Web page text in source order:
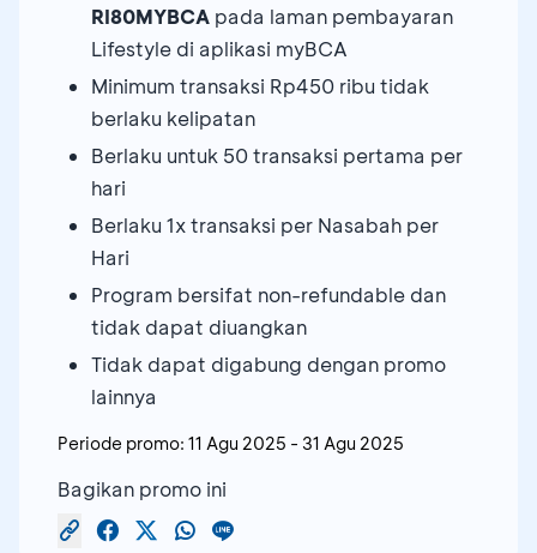
RI80MYBCA pada laman pembayaran
Lifestyle di aplikasi myBCA
Minimum transaksi Rp450 ribu tidak
berlaku kelipatan
Berlaku untuk 50 transaksi pertama per
hari
Berlaku 1x transaksi per Nasabah per
Hari
Program bersifat non-refundable dan
tidak dapat diuangkan
Tidak dapat digabung dengan promo
lainnya
Periode promo: 11 Agu 2025 - 31 Agu 2025
Bagikan promo ini